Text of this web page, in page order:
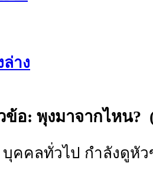
ล่าง
อ: พุงมาจากไหน? (
บุคคลทั่วไป กำลังดูหั